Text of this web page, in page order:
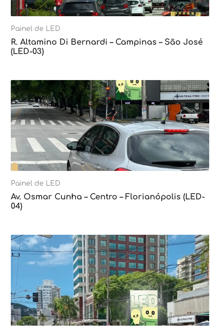
Painel de LED
R. Altamino Di Bernardi – Campinas – São José
(LED-03)
Painel de LED
Av. Osmar Cunha – Centro – Florianópolis (LED-
04)